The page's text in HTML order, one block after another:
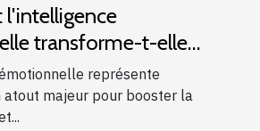
transforme-t-elle
en entreprise ?
représente
atout majeur pour booster la